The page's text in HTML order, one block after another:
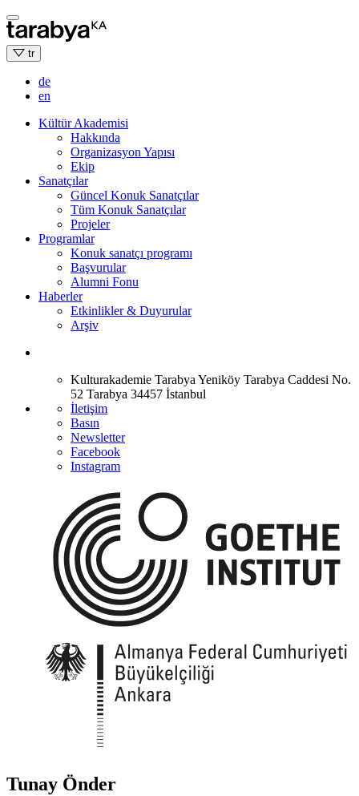
Skip
to
content
tr
de
en
Kültür Akademisi
Hakkında
Organizasyon Yapısı
Ekip
Sanatçılar
Güncel Konuk Sanatçılar
Tüm Konuk Sanatçılar
Projeler
Programlar
Konuk sanatçı programı
Başvurular
Alumni Fonu
Haberler
Etkinlikler & Duyurular
Arşiv
Kulturakademie Tarabya Yeniköy Tarabya Caddesi No.
52 Tarabya 34457 İstanbul
İletişim
Basın
Newsletter
Facebook
Instagram
Tunay Önder